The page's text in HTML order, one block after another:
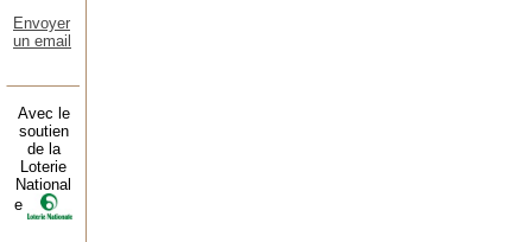
Envoyer
un email
Avec le
soutien
de la
Loterie
National
e